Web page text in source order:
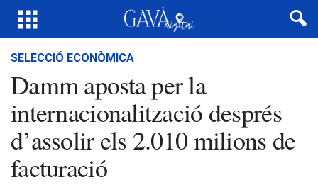
SELECCIÓ ECONÒMICA
Damm aposta per la
internacionalització després
d’assolir els 2.010 milions de
facturació